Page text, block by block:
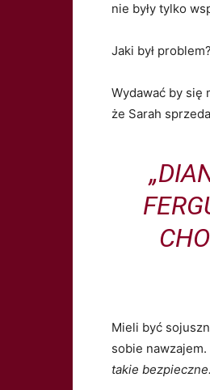
nie były tylko
Jaki był
Wydawać by się
że Sarah
Mieli być
sobie
takie bezpieczne.